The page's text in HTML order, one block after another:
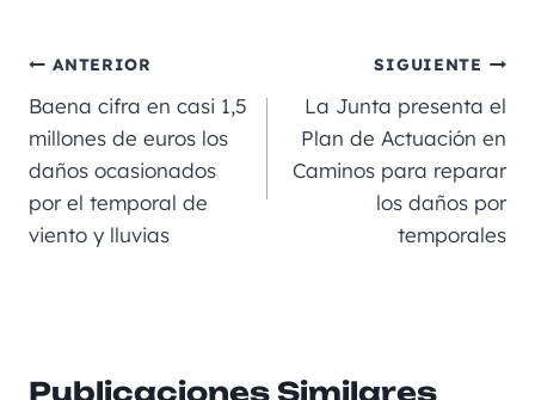
e
b
o
o
k
l
m n
g
er
A
p
a
rt
ir
ANTERIOR
Baena cifra en casi 1,5
millones de euros los
daños ocasionados
por el temporal de
viento y lluvias
SIGUIENTE
La Junta presenta el
Plan de Actuación en
Caminos para reparar
los daños por
temporales
Publicaciones Similares